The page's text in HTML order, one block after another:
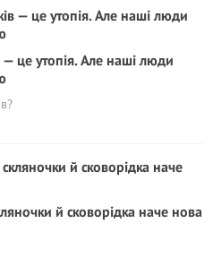
це утопія. Але наші люди
й сковорідка наче нова